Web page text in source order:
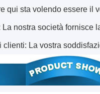
qui sta volendo essere il
nostra società fornisce
clienti: La vostra